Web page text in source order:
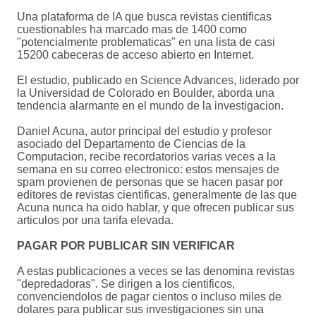
Una plataforma de IA que busca revistas cientificas
cuestionables ha marcado mas de 1400 como
"potencialmente problematicas" en una lista de casi
15200 cabeceras de acceso abierto en Internet.
El estudio, publicado en Science Advances, liderado por
la Universidad de Colorado en Boulder, aborda una
tendencia alarmante en el mundo de la investigacion.
Daniel Acuna, autor principal del estudio y profesor
asociado del Departamento de Ciencias de la
Computacion, recibe recordatorios varias veces a la
semana en su correo electronico: estos mensajes de
spam provienen de personas que se hacen pasar por
editores de revistas cientificas, generalmente de las que
Acuna nunca ha oido hablar, y que ofrecen publicar sus
articulos por una tarifa elevada.
PAGAR POR PUBLICAR SIN VERIFICAR
A estas publicaciones a veces se las denomina revistas
"depredadoras". Se dirigen a los cientificos,
convenciendolos de pagar cientos o incluso miles de
dolares para publicar sus investigaciones sin una